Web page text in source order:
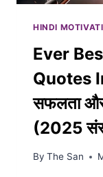
HINDI
Ever
Quotes
सफलता और
(2025
By The San